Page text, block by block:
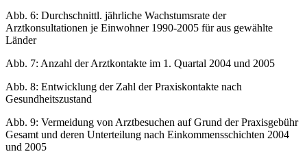
Abb. 6: Durchschnittl. jährliche Wachstumsrate der
Arztkonsultationen je Einwohner 1990-2005 für aus gewählte
Länder
Abb. 7: Anzahl der Arztkontakte im 1. Quartal 2004 und 2005
Abb. 8: Entwicklung der Zahl der Praxiskontakte nach
Gesundheitszustand
Abb. 9: Vermeidung von Arztbesuchen auf Grund der Praxisgebühr
Gesamt und deren Unterteilung nach Einkommensschichten 2004
und 2005